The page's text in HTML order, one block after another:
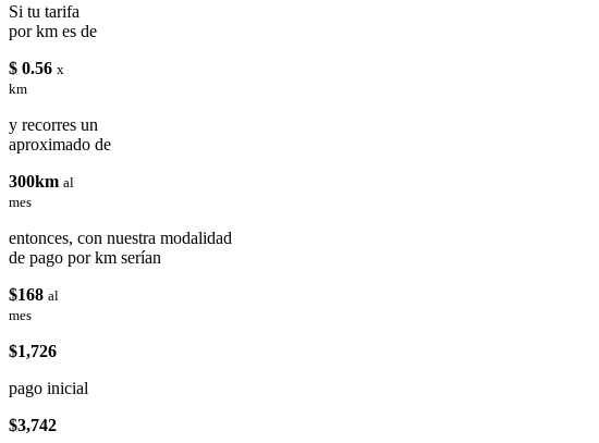
Si tu tarifa
por km es de
$ 0.56 x
km
y recorres un
aproximado de
300km al
mes
entonces, con nuestra modalidad
de pago por km serían
$168 al
mes
$1,726
pago inicial
$3,742